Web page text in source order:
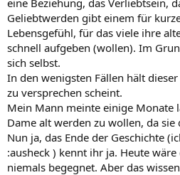
eine Beziehung, das Verliebtsein,
Geliebtwerden gibt einem für
Lebensgefühl, für das viele ihre
schnell aufgeben (wollen). Im
sich selbst.
In den wenigsten Fällen hält
zu versprechen scheint.
Mein Mann meinte einige Monate
Dame alt werden zu wollen, da sie
Nun ja, das Ende der Geschichte
:ausheck ) kennt ihr ja. Heute
niemals begegnet. Aber das